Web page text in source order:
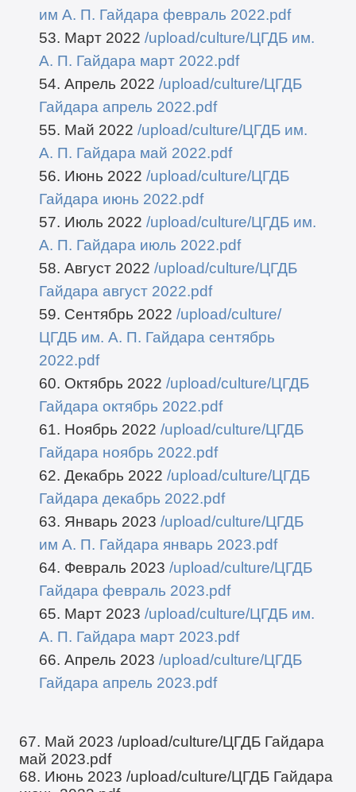
им А. П. Гайдара февраль 2022.pdf
53. Март 2022 /upload/culture/ЦГДБ им.
А. П. Гайдара март 2022.pdf
54. Апрель 2022 /upload/culture/ЦГДБ
Гайдара апрель 2022.pdf
55. Май 2022 /upload/culture/ЦГДБ им.
А. П. Гайдара май 2022.pdf
56. Июнь 2022 /upload/culture/ЦГДБ
Гайдара июнь 2022.pdf
57. Июль 2022 /upload/culture/ЦГДБ им.
А. П. Гайдара июль 2022.pdf
58. Август 2022 /upload/culture/ЦГДБ
Гайдара август 2022.pdf
59. Сентябрь 2022 /upload/culture/
ЦГДБ им. А. П. Гайдара сентябрь
2022.pdf
60. Октябрь 2022 /upload/culture/ЦГДБ
Гайдара октябрь 2022.pdf
61. Ноябрь 2022 /upload/culture/ЦГДБ
Гайдара ноябрь 2022.pdf
62. Декабрь 2022 /upload/culture/ЦГДБ
Гайдара декабрь 2022.pdf
63. Январь 2023 /upload/culture/ЦГДБ
им А. П. Гайдара январь 2023.pdf
64. Февраль 2023 /upload/culture/ЦГДБ
Гайдара февраль 2023.pdf
65. Март 2023 /upload/culture/ЦГДБ им.
А. П. Гайдара март 2023.pdf
66. Апрель 2023 /upload/culture/ЦГДБ
Гайдара апрель 2023.pdf
67. Май 2023/upload/culture/ЦГДБ Гайдара
май 2023.pdf
68. Июнь 2023/upload/culture/ЦГДБ Гайдара